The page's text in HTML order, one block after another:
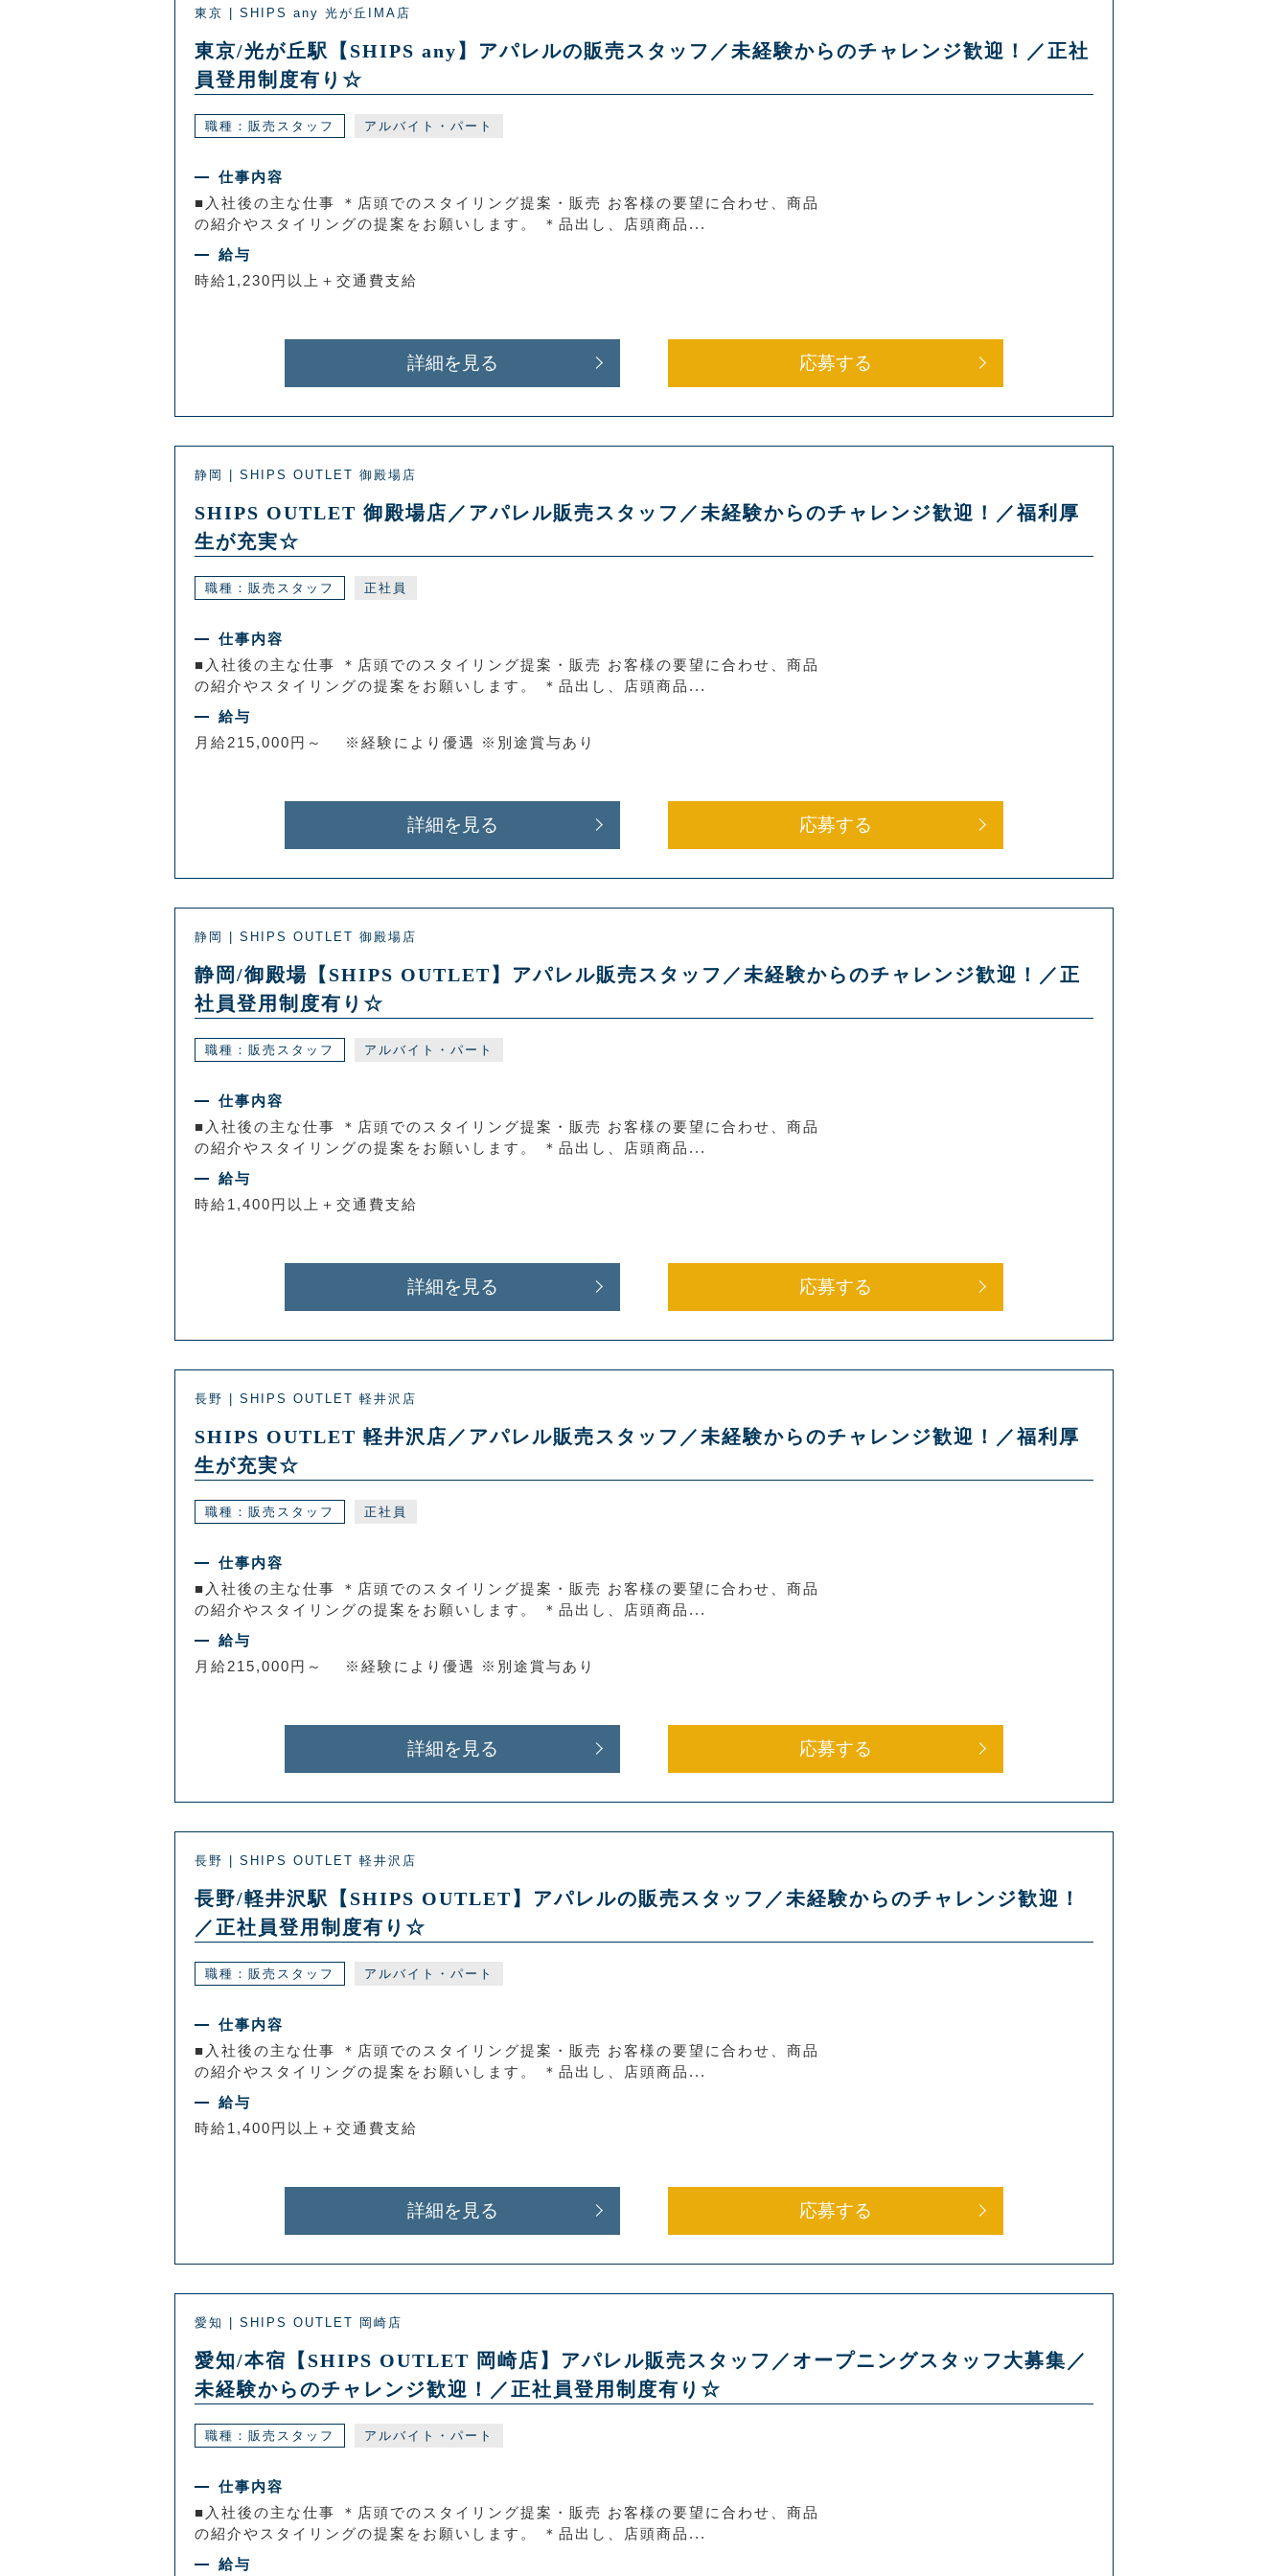
東京 | SHIPS any 光が丘IMA店
東京/光が丘駅【SHIPS any】アパレルの販売スタッフ／未経験からのチャレンジ歓迎！／正社
員登用制度有り☆
職種：販売スタッフ アルバイト・パート
仕事内容
■入社後の主な仕事 ＊店頭でのスタイリング提案・販売 お客様の要望に合わせ、商品
の紹介やスタイリングの提案をお願いします。 ＊品出し、店頭商品...
給与
時給1,230円以上＋交通費支給
詳細を見る 応募する
静岡 | SHIPS OUTLET 御殿場店
SHIPS OUTLET 御殿場店／アパレル販売スタッフ／未経験からのチャレンジ歓迎！／福利厚
生が充実☆
職種：販売スタッフ 正社員
仕事内容
■入社後の主な仕事 ＊店頭でのスタイリング提案・販売 お客様の要望に合わせ、商品
の紹介やスタイリングの提案をお願いします。 ＊品出し、店頭商品...
給与
月給215,000円～ ※経験により優遇 ※別途賞与あり
詳細を見る 応募する
静岡 | SHIPS OUTLET 御殿場店
静岡/御殿場【SHIPS OUTLET】アパレル販売スタッフ／未経験からのチャレンジ歓迎！／正
社員登用制度有り☆
職種：販売スタッフ アルバイト・パート
仕事内容
■入社後の主な仕事 ＊店頭でのスタイリング提案・販売 お客様の要望に合わせ、商品
の紹介やスタイリングの提案をお願いします。 ＊品出し、店頭商品...
給与
時給1,400円以上＋交通費支給
詳細を見る 応募する
長野 | SHIPS OUTLET 軽井沢店
SHIPS OUTLET 軽井沢店／アパレル販売スタッフ／未経験からのチャレンジ歓迎！／福利厚
生が充実☆
職種：販売スタッフ 正社員
仕事内容
■入社後の主な仕事 ＊店頭でのスタイリング提案・販売 お客様の要望に合わせ、商品
の紹介やスタイリングの提案をお願いします。 ＊品出し、店頭商品...
給与
月給215,000円～ ※経験により優遇 ※別途賞与あり
詳細を見る 応募する
長野 | SHIPS OUTLET 軽井沢店
長野/軽井沢駅【SHIPS OUTLET】アパレルの販売スタッフ／未経験からのチャレンジ歓迎！
／正社員登用制度有り☆
職種：販売スタッフ アルバイト・パート
仕事内容
■入社後の主な仕事 ＊店頭でのスタイリング提案・販売 お客様の要望に合わせ、商品
の紹介やスタイリングの提案をお願いします。 ＊品出し、店頭商品...
給与
時給1,400円以上＋交通費支給
詳細を見る 応募する
愛知 | SHIPS OUTLET 岡崎店
愛知/本宿【SHIPS OUTLET 岡崎店】アパレル販売スタッフ／オープニングスタッフ大募集／
未経験からのチャレンジ歓迎！／正社員登用制度有り☆
職種：販売スタッフ アルバイト・パート
仕事内容
■入社後の主な仕事 ＊店頭でのスタイリング提案・販売 お客様の要望に合わせ、商品
の紹介やスタイリングの提案をお願いします。 ＊品出し、店頭商品...
給与